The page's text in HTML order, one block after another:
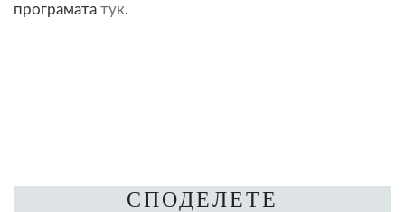
програмата тук.
СПОДЕЛЕТЕ